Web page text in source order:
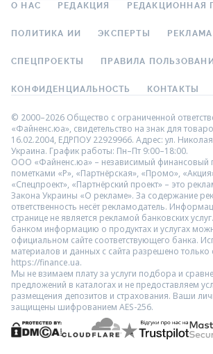
О НАС РЕДАКЦИЯ РЕДАКЦИОННАЯ
ПОЛИТИКА ИИ ЭКСПЕРТЫ РЕКЛАМА
СПЕЦПРОЕКТЫ ПРАВИЛА
КОНФИДЕНЦИАЛЬНОСТЬ КОНТАКТЫ
© 2000–2026 Общество с ограниченной
«Файненс.юа», свидетельство на знак для
16.02.2004, ЕДРПОУ 22929966. Адрес: ул.
Украина. График работы: Пн–Пт 9:00–18:00.
ООО «Файненс.юа» – независимый финансовый
пометками «Р», «Партнёрская», «Промо»,
«Спецпроект», «Партнёрский проект» – это
Закона Украины «О рекламе». За содержание
ответственность несёт рекламодатель.
странице не является рекламой банковских
банком информацию о продуктах и услугах
официальном сайте соответствующего банка.
материалов и данных с сайта разрешено только
https://finance.ua.
Мы не взимаем плату за услуги подбора и
предложений в каталогах и не предоставляем
размещения депозитов и страхования. Ваши
защищены шифрованием AES-256.